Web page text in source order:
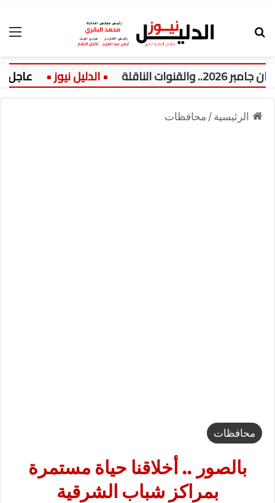
عاجل:
الرئيسية / محافظات
محافظات
بالصور .. أخلاقنا حياة مستمرة
بمراكز شباب الشرقية